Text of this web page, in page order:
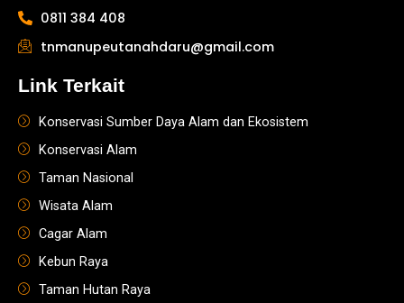
0811 384 408
tnmanupeutanahdaru@gmail.com
Link Terkait
Konservasi Sumber Daya Alam dan Ekosistem
Konservasi Alam
Taman Nasional
Wisata Alam
Cagar Alam
Kebun Raya
Taman Hutan Raya